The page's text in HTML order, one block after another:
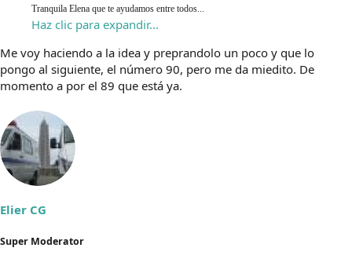
Tranquila Elena que te ayudamos entre todos...
Haz clic para expandir...
Me voy haciendo a la idea y preprandolo un poco y que lo
pongo al siguiente, el número 90, pero me da miedito. De
momento a por el 89 que está ya.
Elier CG
Super Moderator